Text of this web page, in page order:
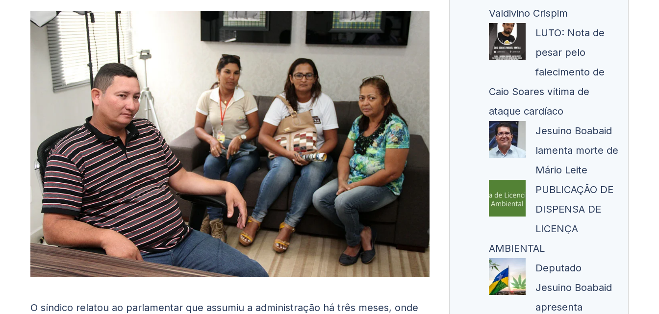
O síndico relatou ao parlamentar que assumiu a administração há três meses, onde
Valdivino Crispim
LUTO: Nota de
pesar pelo
falecimento de
Caio Soares vítima de
ataque cardíaco
Jesuino Boabaid
lamenta morte de
Mário Leite
PUBLICAÇÃO DE
DISPENSA DE
LICENÇA
AMBIENTAL
Deputado
Jesuino Boabaid
apresenta